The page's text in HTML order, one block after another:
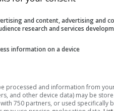
and content, advertising and
research and services
information on a device
processed and information from
and other device data) may be
750 partners, or used specifically